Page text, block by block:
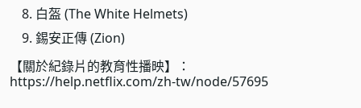
白盔 (The White Helmets)
錫安正傳 (Zion)
【關於紀錄片的教育性播映】：
https://help.netflix.com/zh-tw/node/57695